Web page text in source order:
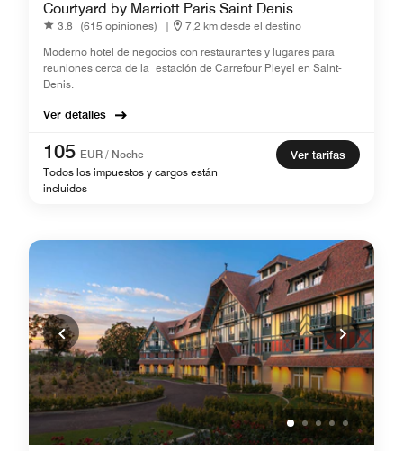
Courtyard by Marriott Paris Saint Denis
3.8 (615 opiniones) |
7,2 km desde el destino
Moderno hotel de negocios con restaurantes y lugares para
reuniones cerca de la estación de Carrefour Pleyel en Saint-
Denis.
Ver detalles
105 EUR / Noche
Todos los impuestos y cargos están
incluidos
Ver tarifas